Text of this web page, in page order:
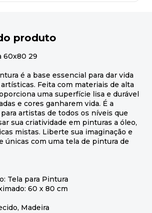
produto
60x80 29
é a base essencial para dar vida
Feita com materiais de alta
uma superfície lisa e durável
e cores ganharem vida. É a
artistas de todos os níveis que
sua criatividade em pinturas a óleo,
mistas. Liberte sua imaginação e
únicas com uma tela de pintura de
Tela para Pintura
60 x 80 cm
Madeira